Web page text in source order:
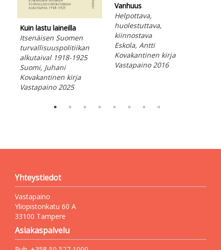
Kuin lastu laineilla
Itsenäisen Suomen
turvallisuuspolitiikan
alkutaival 1918-1925
Suomi, Juhani
Kovakantinen kirja
Vastapaino 2025
Vanhuus
Helpottava,
huolestuttava,
kiinnostava
Eskola, Antti
Kovakantinen kirja
Vastapaino 2016
Yhteystiedot
Vastapaino
Yliopistonkatu 60 A
33100 Tampere
Asiakaspalvelu